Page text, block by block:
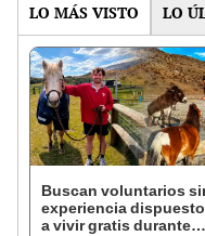
LO MÁS VISTO LO
Buscan voluntarios
experiencia
a vivir gratis durante